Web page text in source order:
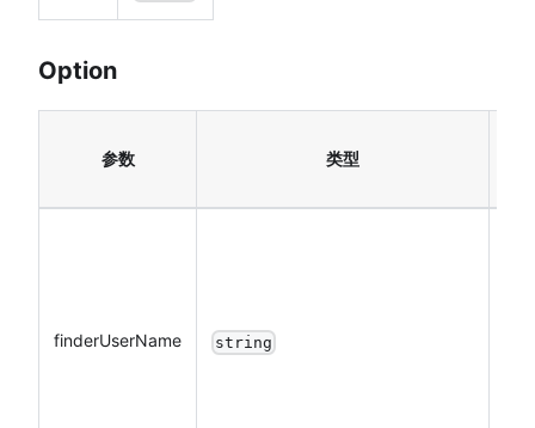
Option
参数 类型
finderUserName string